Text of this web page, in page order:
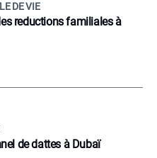
DE VIE
reductions familiales à
de dattes à Dubaï